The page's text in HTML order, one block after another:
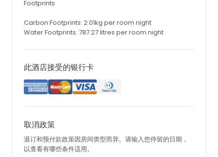
Footprints
Carbon Footprints: 2.01kg per room night
Water Footprints: 787.27 litres per room night
此酒店接受的银行卡
取消政策
退订和预付款政策因房间类型而异。请输入您停留的日期，
以查看有哪些条件适用。